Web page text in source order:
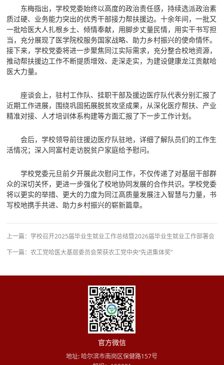
东梅指出，学校党委始终以高度的政治责任感，持续选派政治素
质过硬、业务能力突出的优秀干部接力帮扶援边。十余年间，一批又
一批哈医大人扎根乡土、倾情奉献，用脚步丈量民情，用实干书写担
当，充分展现了医学院校服务国家战略、助力乡村振兴的使命情怀。
接下来，学校党委将进一步聚焦同江实际需求，充分整合校地资源，
推动帮扶援边工作不断提质增效、走深走实，为建设健康龙江贡献哈
医大力量。
座谈会上，驻村工作队、挂职干部及援边医疗队代表分别汇报了
近期工作进展，围绕巩固拓展脱贫攻坚成果，从深化医疗帮扶、产业
精准对接、人才培训体系构建等方面汇报了下一步工作计划。
会后，学校领导前往援边医疗队驻地，详细了解队员们的工作生
活情况；深入同富村走访脱贫户家庭给予慰问。
学校党委元旦前夕开展此次慰问工作，不仅传递了对基层干部群
众的深切关怀，更进一步强化了校地协同发展的合作共识。学校党委
将以更实的举措、更大的力度为同江高质量发展注入智慧与力量，书
写校地携手共进、助力乡村振兴的崭新篇章。
上一篇：学校召开2025届毕业生就业工作总结暨2026届毕业生就业工作部署会
下一篇：农工党哈医大基层委员会荣获农工党中央“先进集体奖”​​
官方微信
地址: 哈尔滨市南岗区保健路157号